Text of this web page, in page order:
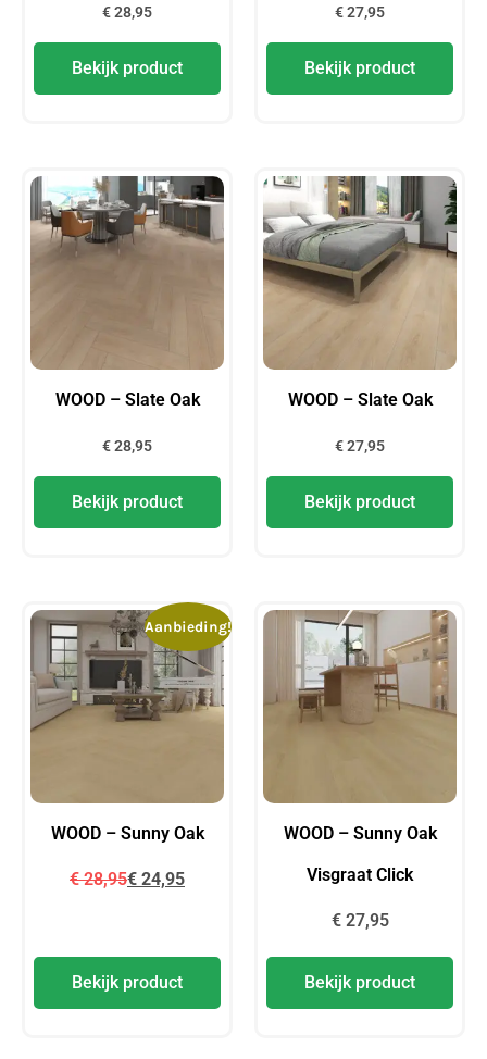
€28,95
Bekijk product
€27,95
Bekijk product
WOOD – Slate Oak
€28,95
Bekijk product
WOOD – Slate Oak
€27,95
Bekijk product
Aanbieding!
WOOD – Sunny Oak
€28,95€ 24,95
Bekijk product
WOOD – Sunny Oak
Visgraat Click
€27,95
Bekijk product